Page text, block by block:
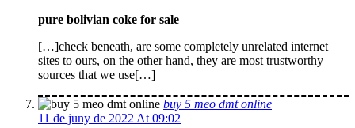
pure bolivian coke for sale
[…]check beneath, are some completely unrelated internet
sites to ours, on the other hand, they are most trustworthy
sources that we use[…]
buy 5 meo dmt online
11 de juny de 2022 At 09:02